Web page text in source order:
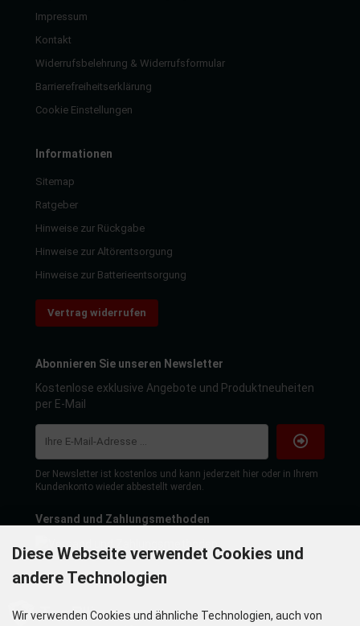
Impressum
Kontakt
Widerrufsbelehrung & Widerrufsformular
Barrierefreiheitserklärung
Cookie Einstellungen
Informationen
Sitemap
Ratgeber
Hinweise zur Rückgabe
Hinweise zur Altörentsorgung
Hinweise zur Batterieentsorgung
Vertrag widerrufen
Abonnieren Sie unseren Newsletter
Kostenlose exklusive Angebote und Produktneuheiten
per E-Mail
Der Newsletter ist kostenlos und kann jederzeit hier oder in Ihrem
Kundenkonto wieder abbestellt werden.
Versand und Zahlungsmethoden
Diese Webseite verwendet Cookies und
andere Technologien
Wir verwenden Cookies und ähnliche Technologien, auch von